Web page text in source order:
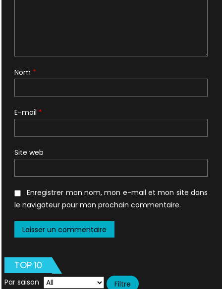
Nom *
E-mail *
Site web
Enregistrer mon nom, mon e-mail et mon site dans
le navigateur pour mon prochain commentaire.
TOP 10
Par saison